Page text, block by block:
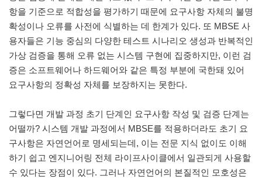
항을 기준으로 적합성을 평가하기 때문에 요구사항 자체의 불명
확성이나 오류를 사전에 식별하는 데 한계가 있다. 또 MBSE 사
용자들은 기능 중심의 다양한 테스트 시나리오 생성과 반복적인
가상 검증을 통해 오류 없는 시스템 구현에 집중하지만, 이런 검
증은 소프트웨어나 하드웨어와 같은 특정 부분에 국한돼 있어
요구사항의 정확성 자체를 보장하지는 못한다.
그렇다면 개발 과정 초기 단계인 요구사항 작성 및 검증 단계는
어떨까? 시스템 개발 과정에서 MBSE를 적용하더라도 초기 요
구사항은 자연언어로 명세되는데, 이는 전문 지식 없이도 이해
하기 쉽고 엔지니어링 전체 라이프사이클에서 일관되게 사용할
수 있다는 장점이 있다. 그러나 자연언어의 본질적인 모호성은